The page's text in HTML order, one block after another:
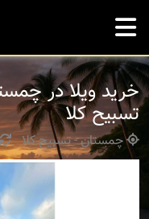
تسبیح کلا
چمستان - تسبیح کلا